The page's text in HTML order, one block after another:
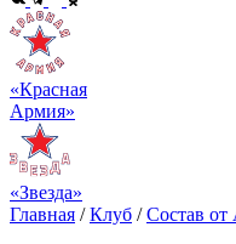
«Красная
Армия»
«Звезда»
Главная /Клуб /Состав